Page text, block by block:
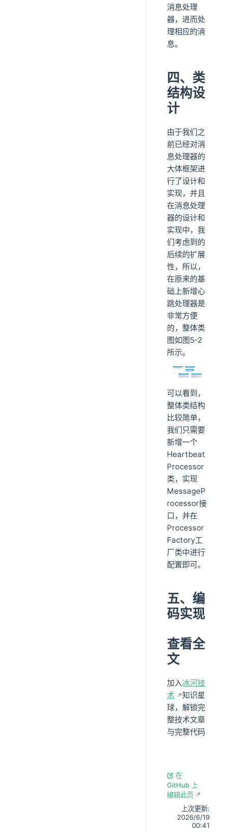
消息处理
器，进而处
理相应的消
息。
四、类
结构设
计
由于我们之
前已经对消
息处理器的
大体框架进
行了设计和
实现，并且
在消息处理
器的设计和
实现中，我
们考虑到的
后续的扩展
性，所以，
在原来的基
础上新增心
跳处理器是
非常方便
的，整体类
图如图5-2
所示。
可以看到，
整体类结构
比较简单，
我们只需要
新增一个
Heartbeat
Processor
类，实现
MessageP
rocessor接
口，并在
Processor
Factory工
厂类中进行
配置即可。
五、编
码实现
查看全
文
加入冰河技
术
知识星
球，解锁完
整技术文章
与完整代码
在
GitHub 上
编辑此页
上次更新:
2026/6/19
00:41